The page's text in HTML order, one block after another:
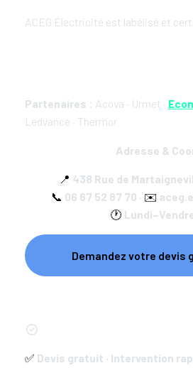
ACEG Électricité est labélisé et
Partenaires : Acova · Urmet ·
Ledvance · Thermor
Adresse &
📍 438 Rue de
📞 06 67 52 87 70 · ✉️
🕐
Demandez votre devis
✅ Devis gratuit · Intervention